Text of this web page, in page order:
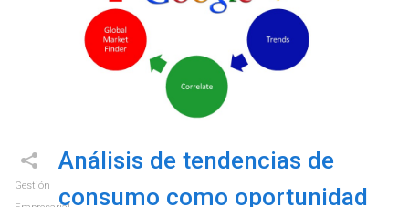
Gestión
Análisis de tendencias de
consumo como oportunidad